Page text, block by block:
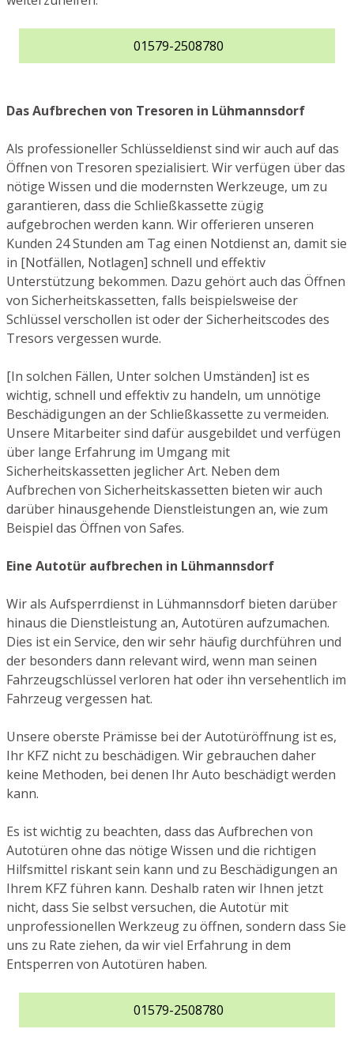
01579-2508780
Das Aufbrechen von Tresoren in Lühmannsdorf
Als professioneller Schlüsseldienst sind wir auch auf das
Öffnen von Tresoren spezialisiert. Wir verfügen über das
nötige Wissen und die modernsten Werkzeuge, um zu
garantieren, dass die Schließkassette zügig
aufgebrochen werden kann. Wir offerieren unseren
Kunden 24 Stunden am Tag einen Notdienst an, damit sie
in [Notfällen, Notlagen] schnell und effektiv
Unterstützung bekommen. Dazu gehört auch das Öffnen
von Sicherheitskassetten, falls beispielsweise der
Schlüssel verschollen ist oder der Sicherheitscodes des
Tresors vergessen wurde.
[In solchen Fällen, Unter solchen Umständen] ist es
wichtig, schnell und effektiv zu handeln, um unnötige
Beschädigungen an der Schließkassette zu vermeiden.
Unsere Mitarbeiter sind dafür ausgebildet und verfügen
über lange Erfahrung im Umgang mit
Sicherheitskassetten jeglicher Art. Neben dem
Aufbrechen von Sicherheitskassetten bieten wir auch
darüber hinausgehende Dienstleistungen an, wie zum
Beispiel das Öffnen von Safes.
Eine Autotür aufbrechen in Lühmannsdorf
Wir als Aufsperrdienst in Lühmannsdorf bieten darüber
hinaus die Dienstleistung an, Autotüren aufzumachen.
Dies ist ein Service, den wir sehr häufig durchführen und
der besonders dann relevant wird, wenn man seinen
Fahrzeugschlüssel verloren hat oder ihn versehentlich im
Fahrzeug vergessen hat.
Unsere oberste Prämisse bei der Autotüröffnung ist es,
Ihr KFZ nicht zu beschädigen. Wir gebrauchen daher
keine Methoden, bei denen Ihr Auto beschädigt werden
kann.
Es ist wichtig zu beachten, dass das Aufbrechen von
Autotüren ohne das nötige Wissen und die richtigen
Hilfsmittel riskant sein kann und zu Beschädigungen an
Ihrem KFZ führen kann. Deshalb raten wir Ihnen jetzt
nicht, dass Sie selbst versuchen, die Autotür mit
unprofessionellen Werkzeug zu öffnen, sondern dass Sie
uns zu Rate ziehen, da wir viel Erfahrung in dem
Entsperren von Autotüren haben.
01579-2508780